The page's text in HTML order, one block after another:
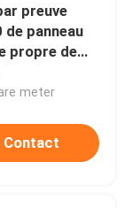
preuve
panneau
propre de
meter
Contact